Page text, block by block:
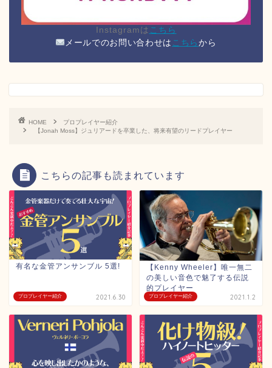
Instagramは こちら
メールでのお問い合わせは こちらから
HOME
プロプレイヤー紹介
【Jonah Moss】ジュリアードを卒業した、将来有望のリードプレイヤー
こちらの記事も読まれています
プロプレイヤー紹介
有名な金管アンサンブル 5選!
2021.6.30 プロプレイヤー紹介
【Kenny Wheeler】唯一無二
の美しい音色で魅了する伝説
的プレイヤー
2021.1.2